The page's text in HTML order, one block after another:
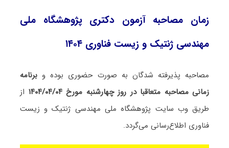
زمان مصاحبه آزمون دکتری پژوهشگاه ملی
مهندسی ژنتیک و زیست فناوری ۱۴۰۴
مصاحبه پذیرفته شدگان به صورت حضوری بوده و برنامه
زمانی مصاحبه متعاقبا در روز چهارشنبه مورخ ۱۴۰۴/۰۴/۰۴
از
طریق وب سایت پژوهشگاه ملی مهندسی ژنتیک و زیست
فناوری اطلاع‌رسانی می‌گردد.